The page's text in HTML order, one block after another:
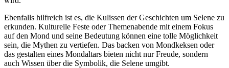
Ebenfalls hilfreich ist es, die Kulissen der Geschichten um Selene zu
erkunden. Kulturelle Feste oder Themenabende⁣ mit einem Fokus
auf den Mond⁤ und seine Bedeutung können eine ⁢tolle Möglichkeit
sein, die Mythen zu vertiefen. Das backen von Mondkeksen ⁣oder
das gestalten eines Mondaltars bieten nicht nur ⁣Freude, sondern
auch Wissen über die Symbolik, die Selene umgibt.